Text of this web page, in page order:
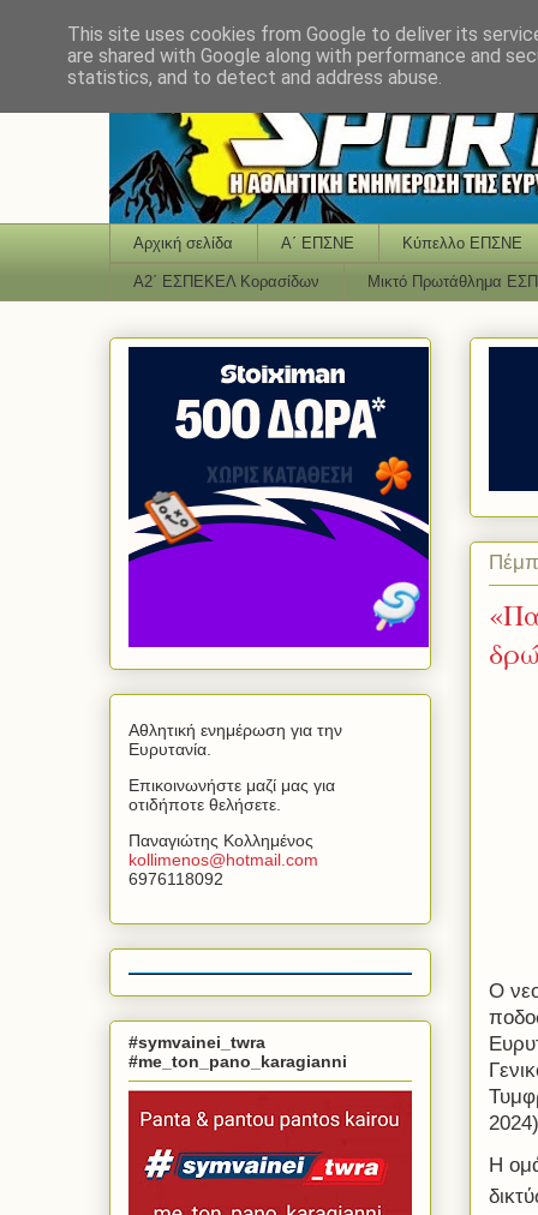
Αρχική σελίδα Α΄ ΕΠΣΝΕ Κύπελλο ΕΠΣΝΕ
Α2΄ ΕΣΠΕΚΕΛ Κορασίδων Μικτό Πρωτάθλημα
Ο
H
Αθλητική ενημέρωση για την
Ευρυτανία.
Επικοινωνήστε μαζί μας για
οτιδήποτε θελήσετε.
Παναγιώτης Κολλημένος
kollimenos@hotmail com
6976118092
#symvainei_twra
#me_ton_pano_karagianni
This site uses cookies from Google to deliver its
are shared with Google along with performance and
statistics, and to detect and address abuse.